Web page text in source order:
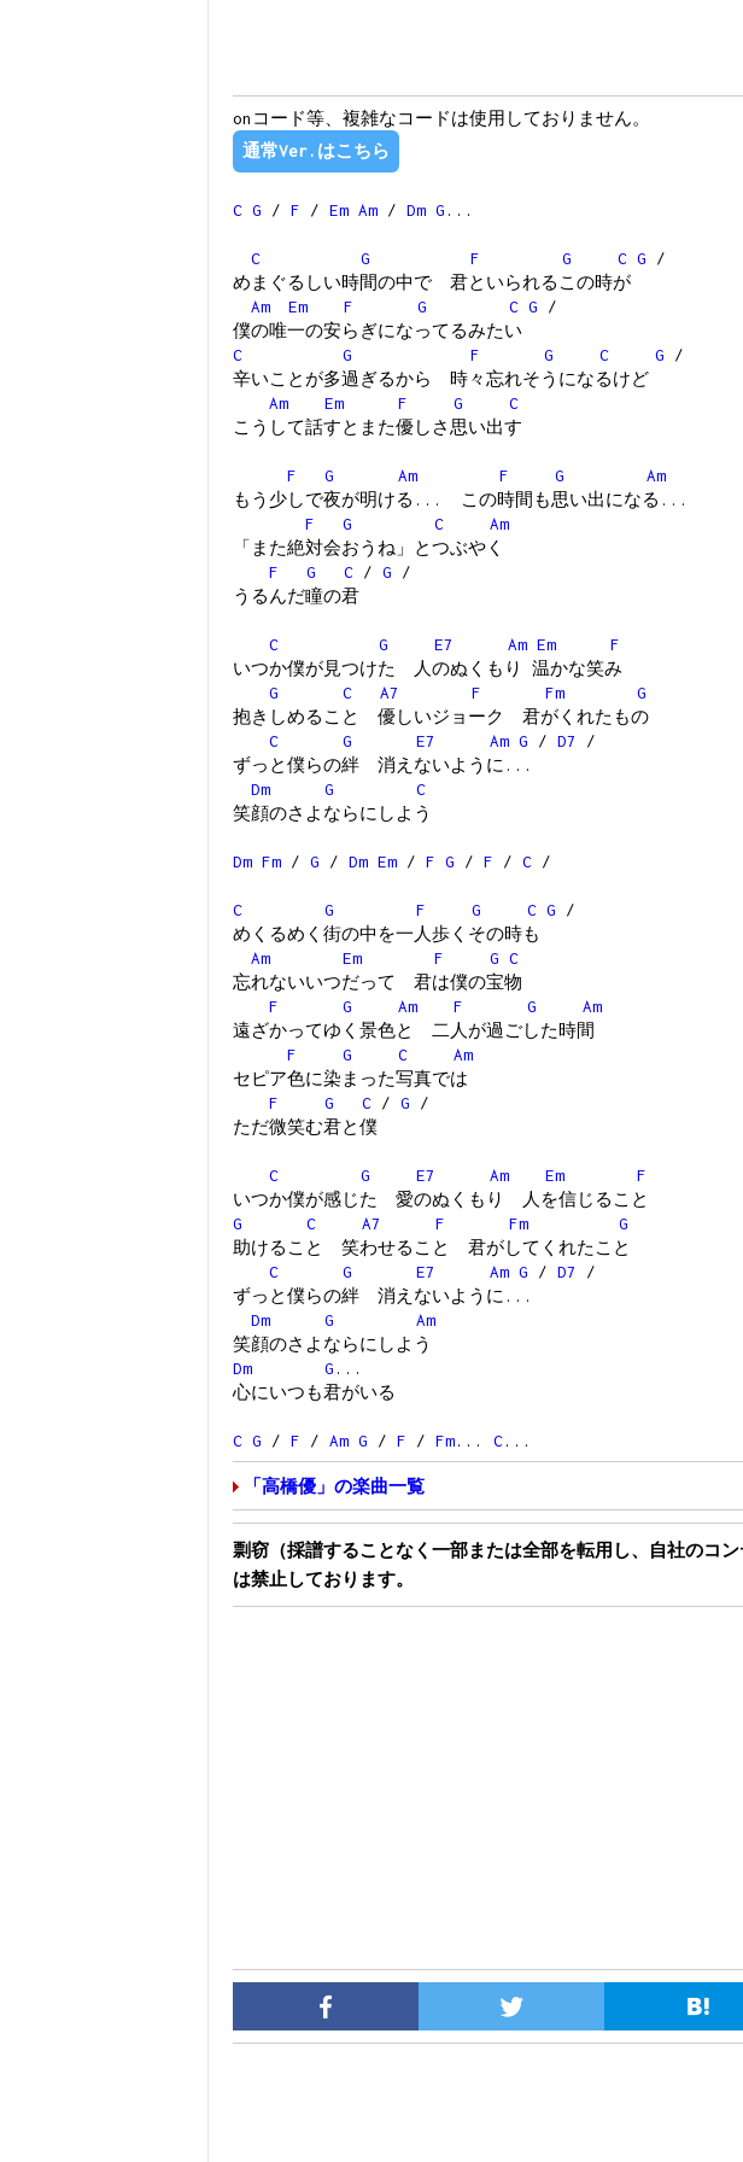
onコード等、複雑なコードは使用しておりません。
通常Ver.はこちら
C G / F / Em Am / Dm G ...
C G F G C G /
めまぐるしい時間の中で 君といられるこの時が
Am
Em F G C G /
僕の唯一の安らぎになってるみたい
C
G F G C G /
辛いことが多過ぎるから 時々忘れそうになるけど
Am
Em F G
C
こうして話すとまた優しさ思い出す
F G Am F G
Am
もう少しで夜が明ける... この時間も思い出になる...
F
G C
Am
「また絶対会おうね」とつぶやく
F
G C / G /
うるんだ瞳の君
C G E7 Am Em
F
いつか僕が見つけた 人のぬくもり 温かな笑み
G
C A7 F Fm
G
抱きしめること 優しいジョーク 君がくれたもの
C
G E7 Am G / D7
/
ずっと僕らの絆 消えないように...
Dm
G
C
笑顔のさよならにしよう
Dm Fm / G / Dm Em / F G / F / C /
C G F G C G /
めくるめく街の中を一人歩くその時も
Am
Em F G C
忘れないいつだって 君は僕の宝物
F
G Am F G
Am
遠ざかってゆく景色と 二人が過ごした時間
F
G C
Am
セピア色に染まった写真では
F
G C / G /
ただ微笑む君と僕
C G E7 Am Em
F
いつか僕が感じた 愛のぬくもり 人を信じること
G
C A7 F Fm
G
助けること 笑わせること 君がしてくれたこと
C
G E7 Am G / D7
/
ずっと僕らの絆 消えないように...
Dm
G
Am
笑顔のさよならにしよう
Dm
G ...
心にいつも君がいる
C G / F / Am G / F / Fm... C...
「高橋優」の楽曲一覧
剽窃（採譜することなく一部または全部を転用し、自社のコ
は禁止しております。